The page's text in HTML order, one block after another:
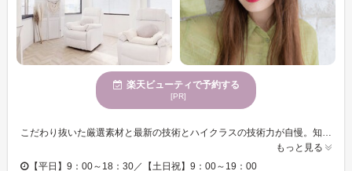
楽天ビューティで予約する
[PR]
こだわり抜いた厳選素材と最新の技術とハイクラスの技術力が自慢。知識と経験豊富の熟練スタイリストが、ご希望やライフスタイルに合わせたデザインを提案させていただきます。皆様にくつろいでいただける空間作りを徹底しています。ご来店心よりお待ちしております【パリジェンヌラッシュリフト/ラッシュアディクト】
もっと見る
【平日】9：00～18：30／【土日祝】9：00～19：00